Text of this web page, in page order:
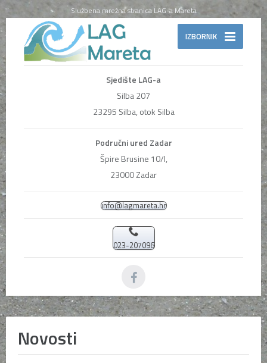
Službena mrežna stranica LAG-a Mareta
IZBORNIK
Sjedište LAG-a
Silba 207
23295 Silba, otok Silba
Područni ured Zadar
Špire Brusine 10/I,
23000 Zadar
info@lagmareta.hr
023-207096
Novosti